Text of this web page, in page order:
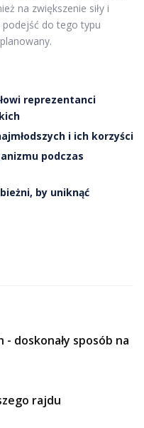
na zwiększenie siły i
podejść do tego typu
reprezentanci
i ich korzyści
podczas
by uniknąć
doskonały sposób na
rajdu